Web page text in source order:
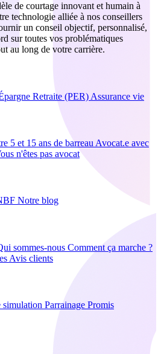
de courtage innovant et humain à
technologie alliée à nos conseillers
un conseil objectif, personnalisé,
sur toutes vos problématiques
au long de votre carrière.
Retraite (PER) Assurance vie
5 et 15 ans de barreau Avocat.e avec
n'êtes pas avocat
Notre blog
sommes-nous Comment ça marche ?
Avis clients
simulation Parrainage Promis